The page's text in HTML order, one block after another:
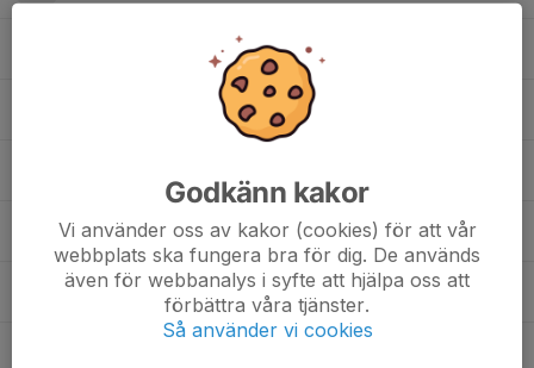
, P2017
Sigge Björkstrand , P2017
Valter Sundberg, P2017
Godkänn kakor
Vi använder oss av kakor (cookies) för att vår
webbplats ska fungera bra för dig. De används
även för webbanalys i syfte att hjälpa oss att
förbättra våra tjänster.
Så använder vi cookies